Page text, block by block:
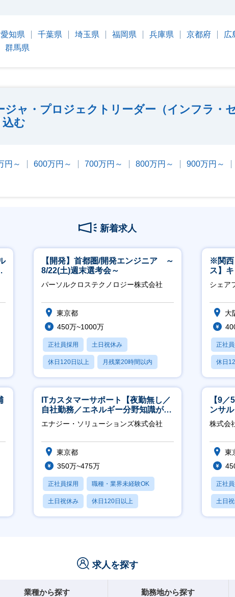
愛知県 千葉県 埼玉県 福岡県 兵庫県 京都府 広
群馬県
ジャ・プロジェクトリーダー（インフラ・
込む
円～ 600万円～ 700万円～ 800万円～ 900万円～
新着求人
【開発】首都圏/開発エンジニア ～
8/22(土)週末選考会～
パーソルクロステクノロジー株式会社
東京都
450万~1000万
正社員採用 土日祝休み
休日120日以上 月残業20時間以内
賞与あり
※関西
ス】
ービ
シェア
大
正社
休日
賞与
ITカスタマーサポート【夜勤無し／
自社勤務／エネルギー分野知識が身
につきます】
エナジー・ソリューションズ株式会社
東京都
350万~475万
正社員採用 職種・業界未経験OK
土日祝休み 休日120日以上
産休・育休あり
【9
ンサ
ート/
株式会
東
正社
土日
産休
求人を探す
業種から探す 勤務地から探す